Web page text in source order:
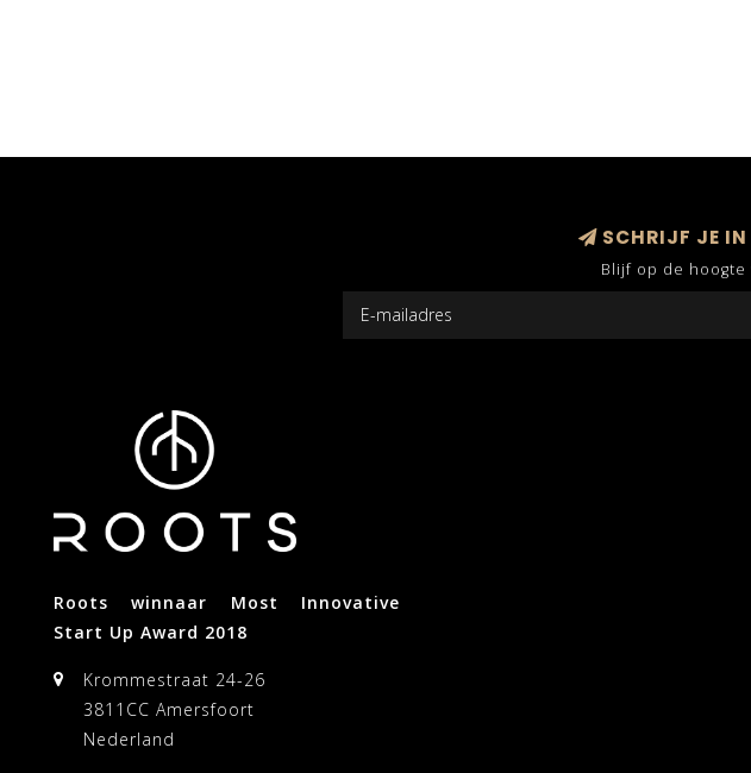
SCHRIJF JE IN
Blijf op de hoogte
Roots winnaar Most Innovative
Start Up Award 2018
Krommestraat 24-26
3811CC Amersfoort
Nederland